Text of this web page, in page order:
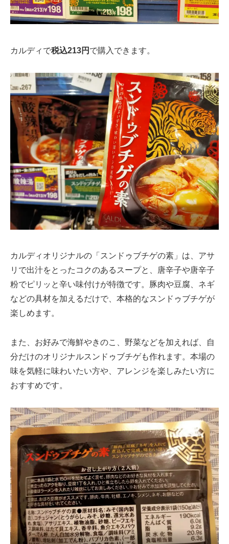
カルディで税込213円 で購入できます。
カルディオリジナルの「スンドゥブチゲの素」は、アサ
リで出汁をとったコクのあるスープと、唐辛子や唐辛子
粉でピリッと辛い味付けが特徴です。豚肉や豆腐、ネギ
などの具材を加えるだけで、本格的なスンドゥブチゲが
楽しめます。
また、お好みで海鮮やきのこ、野菜などを加えれば、自
分だけのオリジナルスンドゥブチゲも作れます。本場の
味を気軽に味わいたい方や、アレンジを楽しみたい方に
おすすめです。